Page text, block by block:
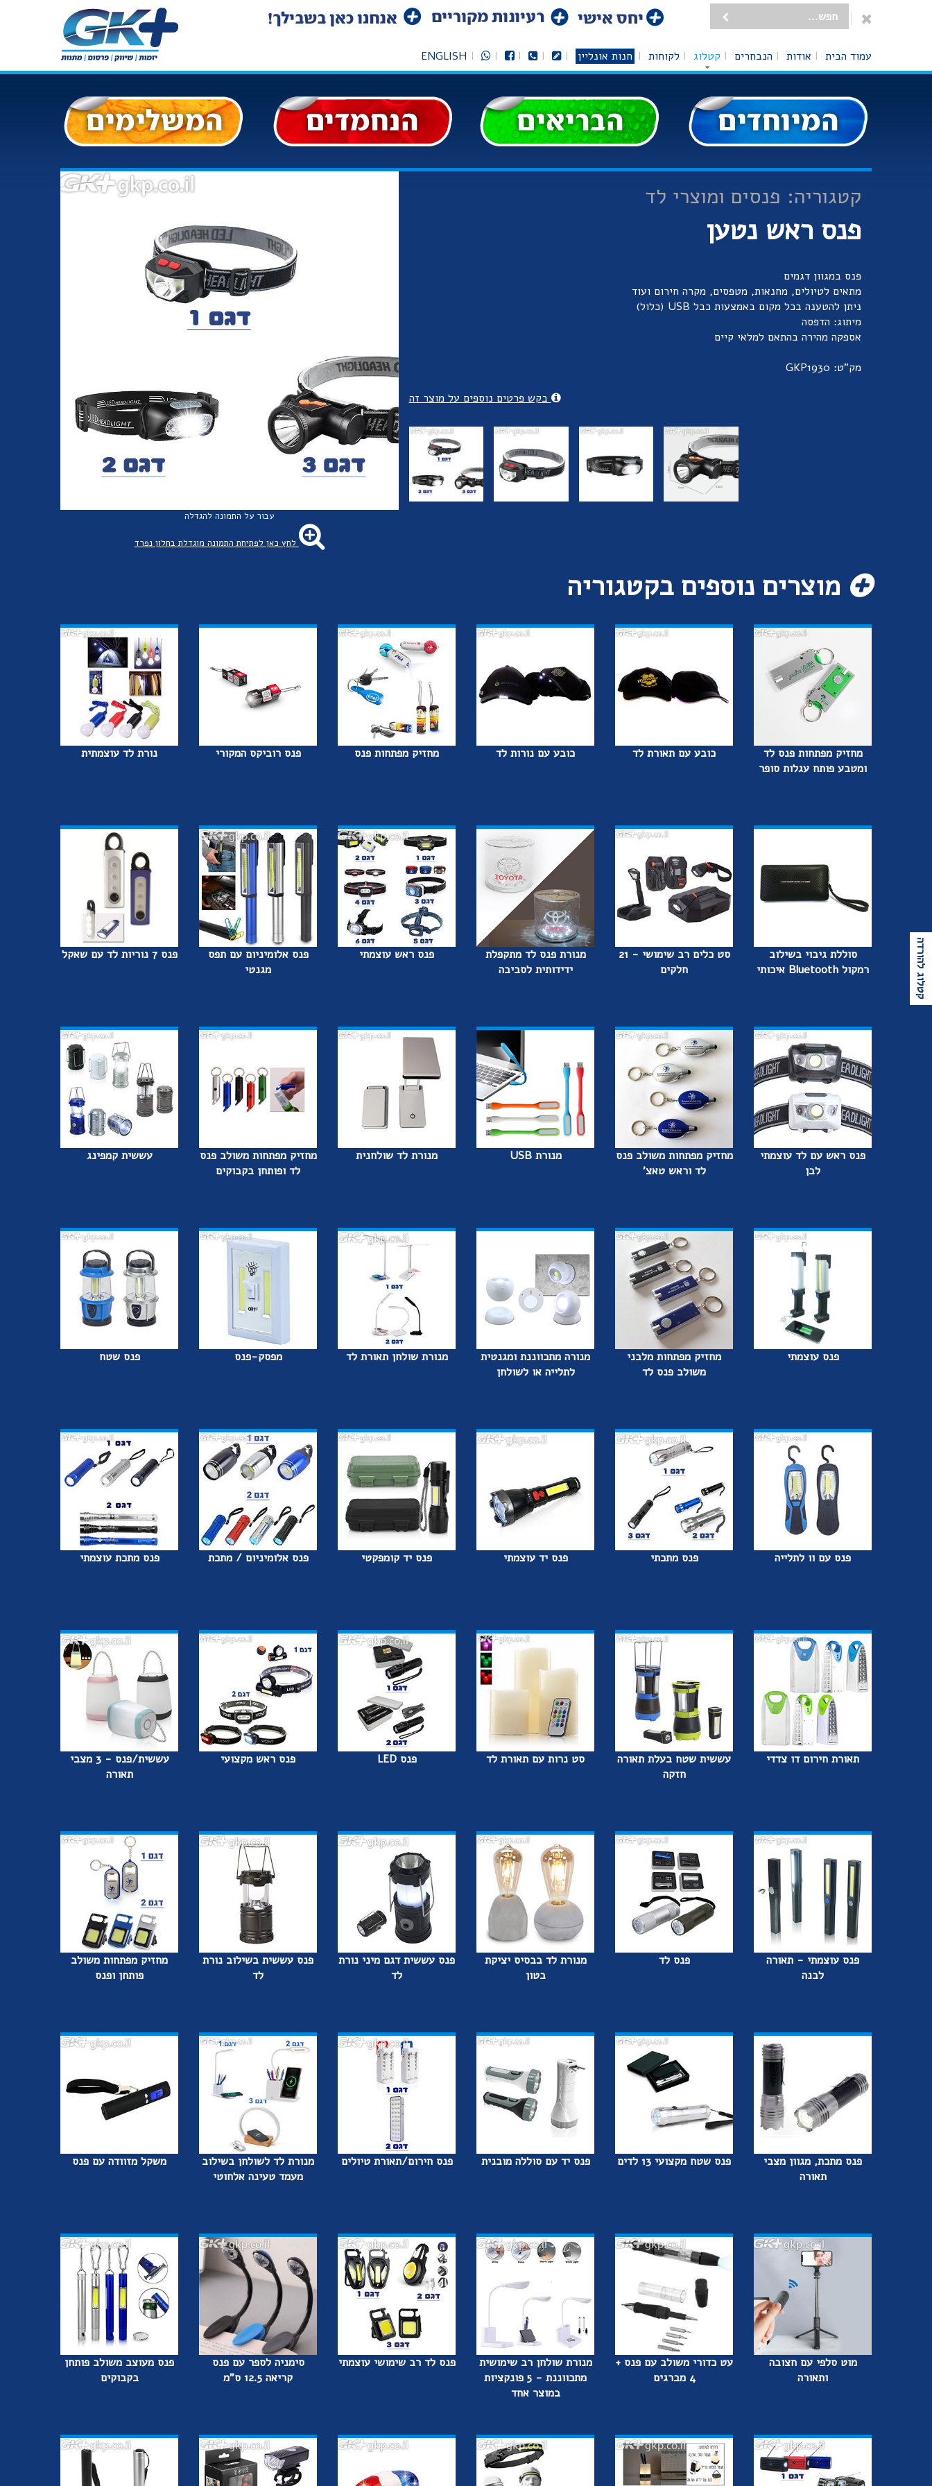
עמוד הבית אודות הנבחרים קטלוג לקוחות חנות אונליין ENGLISH
קטלוג להורדה
קטגוריה: פנסים ומוצרי לד
פנס ראש נטען
פנס במגוון דגמים
מתאים לטיולים, מחנאות, מטפסים, מקרה חירום ועוד
ניתן להטענה בכל מקום באמצעות כבל USB (כלול)
מיתוג: הדפסה
אספקה מהירה בהתאם למלאי קיים
מק"ט: GKP1930
בקש פרטים נוספים על מוצר זה
עבור על התמונה להגדלה
לחץ כאן לפתיחת התמונה מוגדלת בחלון נפרד
מוצרים נוספים בקטגוריה
מחזיק מפתחות פנס לד
ומטבע פותח עגלות סופר
כובע עם תאורת לד כובע עם נורות לד מחזיק מפתחות פנס פנס רוביקס המקורי נורת לד עוצמתית
סוללת גיבוי בשילוב
רמקול Bluetooth איכותי
סט כלים רב שימושי - 21
חלקים
מנורת פנס לד מתקפלת
ידידותית לסביבה
פנס ראש עוצמתי
פנס אלומיניום עם תפס
מגנטי
פנס 7 נוריות לד עם שאקל
פנס ראש עם לד עוצמתי
לבן
מחזיק מפתחות משולב פנס
לד וראש טאצ'
מנורת USB מנורת לד שולחנית
מחזיק מפתחות משולב פנס
לד ופותחן בקבוקים
עששית קמפינג
פנס עוצמתי
מחזיק מפתחות מלבני
משולב פנס לד
מנורה מתכווננת ומגנטית
לתלייה או לשולחן
מנורת שולחן תאורת לד מפסק-פנס פנס שטח
פנס עם וו לתלייה פנס מתכתי פנס יד עוצמתי פנס יד קומפקטי פנס אלומיניום / מתכת פנס מתכת עוצמתי
תאורת חירום דו צדדי
עששית שטח בעלת תאורה
חזקה
סט נרות עם תאורת לד פנס LED פנס ראש מקצועי
עששית/פנס - 3 מצבי
תאורה
פנס עוצמתי - תאורה
לבנה
פנס לד
מנורת לד בבסיס יציקת
בטון
פנס עששית דגם מיני נורת
לד
פנס עששית בשילוב נורת
לד
מחזיק מפתחות משולב
פותחן ופנס
פנס מתכת, מגוון מצבי
תאורה
פנס שטח מקצועי 13 לדים פנס יד עם סוללה מובנית פנס חירום/תאורת טיולים
מנורת לד לשולחן בשילוב
מעמד טעינה אלחוטי
משקל מזוודה עם פנס
מוט סלפי עם חצובה
ותאורה
עט כדורי משולב עם פנס +
4 מברגים
מנורת שולחן רב שימושית
מתכווננת - 5 פונקציות
במוצר אחד
פנס לד רב שימושי עוצמתי
סימניה לספר עם פנס
קריאה 12.5 ס"מ
פנס מעוצב משולב פותחן
בקבוקים